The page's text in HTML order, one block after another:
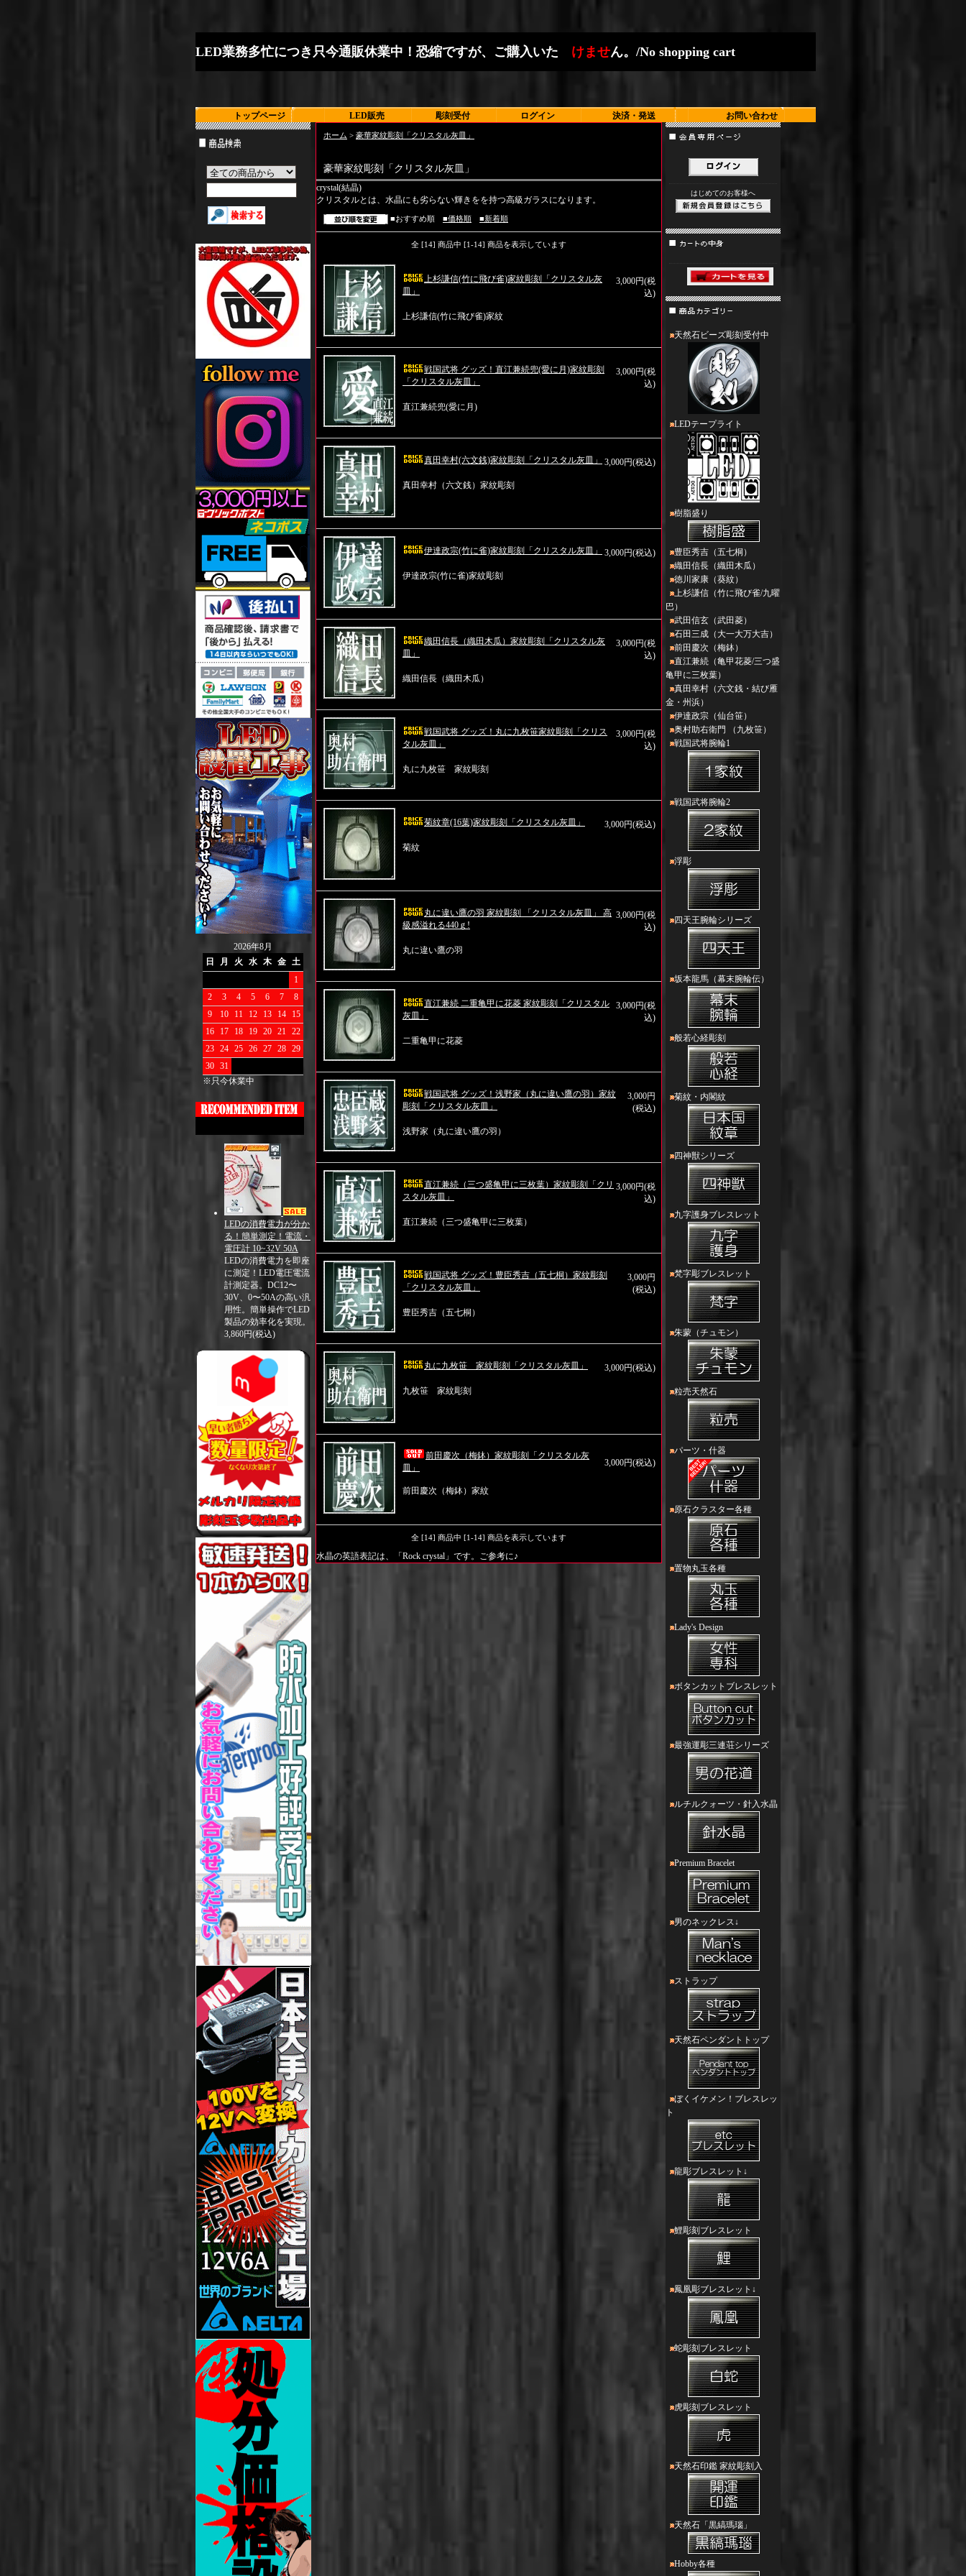
LED業務多忙につき 只今通販休業中 ！ 恐縮ですが、 ご購入いた けません。 /No shopping cart
トップページ LED販売 彫刻受付 ログイン 決済・発送 お問い合わせ
2026年8月
日
月 火 水 木 金 土
1
2
3 4 5 6 7
8
9
10 11 12 13 14
15
16
17 18 19 20 21
22
23 24 25 26 27 28 29
30 31
※只今休業中
LEDの消費電力が分か
る！簡単測定！電流・
電圧計 10~32V 50A
LEDの消費電力を即座
に測定！LED電圧電流
計測定器。DC12〜
30V、0〜50Aの高い汎
用性。簡単操作でLED
製品の効率化を実現。
3,860円(税込)
ホーム > 豪華家紋彫刻「クリスタル灰皿」
豪華家紋彫刻「クリスタル灰皿」
crystal(結晶)
クリスタルとは、水晶にも劣らない輝きをを持つ高級ガラスになります。
■おすすめ順 ■価格順 ■新着順
全 [14] 商品中 [1-14] 商品を表示しています
上杉謙信(竹に飛び雀)家紋彫刻「クリスタル灰
皿」
3,000円(税
込)
上杉謙信(竹に飛び雀)家紋
戦国武将 グッズ！直江兼続兜(愛に月)家紋彫刻
「クリスタル灰皿」
3,000円(税
込)
直江兼続兜(愛に月)
真田幸村(六文銭)家紋彫刻「クリスタル灰皿」 3,000円(税込)
真田幸村（六文銭）家紋彫刻
伊達政宗(竹に雀)家紋彫刻「クリスタル灰皿」 3,000円(税込)
伊達政宗(竹に雀)家紋彫刻
織田信長（織田木瓜）家紋彫刻「クリスタル灰
皿」
3,000円(税
込)
織田信長（織田木瓜）
戦国武将 グッズ！丸に九枚笹家紋彫刻「クリス
タル灰皿」
3,000円(税
込)
丸に九枚笹 家紋彫刻
菊紋章(16葉)家紋彫刻「クリスタル灰皿」 3,000円(税込)
菊紋
丸に違い鷹の羽 家紋彫刻 「クリスタル灰皿」 高
級感溢れる440ｇ!
3,000円(税
込)
丸に違い鷹の羽
直江兼続 二重亀甲に花菱 家紋彫刻「クリスタル
灰皿」
3,000円(税
込)
二重亀甲に花菱
戦国武将 グッズ！浅野家（丸に違い鷹の羽）家紋
彫刻「クリスタル灰皿」
3,000円
(税込)
浅野家（丸に違い鷹の羽）
直江兼続（三つ盛亀甲に三枚葉）家紋彫刻「クリ
スタル灰皿」
3,000円(税
込)
直江兼続（三つ盛亀甲に三枚葉）
戦国武将 グッズ！豊臣秀吉（五七桐）家紋彫刻
「クリスタル灰皿」
3,000円
(税込)
豊臣秀吉（五七桐）
丸に九枚笹 家紋彫刻「クリスタル灰皿」 3,000円(税込)
九枚笹 家紋彫刻
前田慶次（梅鉢）家紋彫刻「クリスタル灰
皿」
3,000円(税込)
前田慶次（梅鉢）家紋
全 [14] 商品中 [1-14] 商品を表示しています
水晶の英語表記は、「Rock crystal」です。ご参考に♪
はじめてのお客様へ
天然石ビーズ彫刻受付中
LEDテープライト
樹脂盛り
豊臣秀吉（五七桐）
織田信長（織田木瓜）
徳川家康（葵紋）
上杉謙信（竹に飛び雀/九曜
巴）
武田信玄（武田菱）
石田三成（大一大万大吉）
前田慶次（梅鉢）
直江兼続（亀甲花菱/三つ盛
亀甲に三枚葉）
真田幸村（六文銭・結び雁
金・州浜）
伊達政宗（仙台笹）
奥村助右衛門 （九枚笹）
戦国武将腕輪1
戦国武将腕輪2
浮彫
四天王腕輪シリーズ
坂本龍馬（幕末腕輪伝）
般若心経彫刻
菊紋・内閣紋
四神獣シリーズ
九字護身ブレスレット
梵字彫ブレスレット
朱蒙（チュモン）
粒売天然石
パーツ・什器
原石クラスター各種
置物丸玉各種
Lady's Design
ボタンカットブレスレット
最強運彫三連荘シリーズ
ルチルクォーツ・針入水晶
Premium Bracelet
男のネックレス↓
ストラップ
天然石ペンダントトップ
ぼくイケメン！ブレスレッ
ト
龍彫ブレスレット↓
鯉彫刻ブレスレット
鳳凰彫ブレスレット↓
蛇彫刻ブレスレット
虎彫刻ブレスレット
天然石印鑑 家紋彫刻入
天然石「黒縞瑪瑙」
Hobby各種